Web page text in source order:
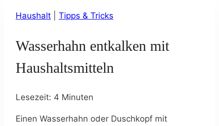
Haushalt Tipps & Tricks
Wasserhahn entkalken mit
Haushaltsmitteln
Lesezeit: 4 Minuten
Einen Wasserhahn oder Duschkopf mit